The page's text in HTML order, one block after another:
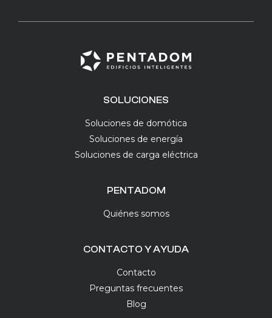
SOLUCIONES
Soluciones de domótica
Soluciones de energía
Soluciones de carga eléctrica
PENTADOM
Quiénes somos
CONTACTO Y AYUDA
Contacto
Preguntas frecuentes
Blog